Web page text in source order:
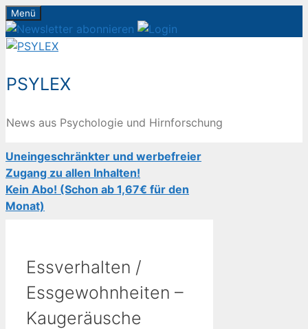
Zum
Inhalt
springen
Menü
PSYLEX
News aus Psychologie und Hirnforschung
Uneingeschränkter und werbefreier
Zugang zu allen Inhalten!
Kein Abo! (Schon ab 1,67€ für den
Monat)
Essverhalten /
Essgewohnheiten –
Kaugeräusche